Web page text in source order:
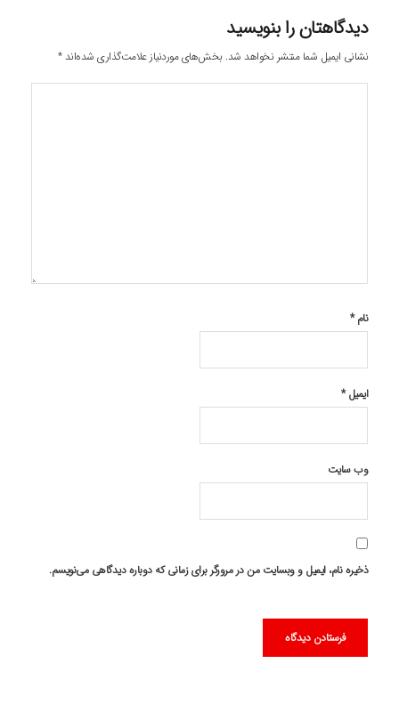
دیدگاهتان را بنویسید
نشانی ایمیل شما منتشر نخواهد شد. بخش‌های موردنیاز علامت‌گذاری شده‌اند*
نام*
ایمیل*
وب‌ سایت
ذخیره نام، ایمیل و وبسایت من در مرورگر برای زمانی که دوباره دیدگاهی می‌نویسم.